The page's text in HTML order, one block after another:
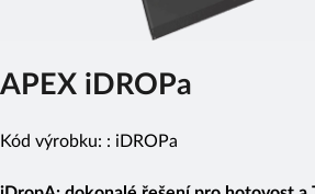
APEX iDROPa
Kód výrobku: : iDROPa